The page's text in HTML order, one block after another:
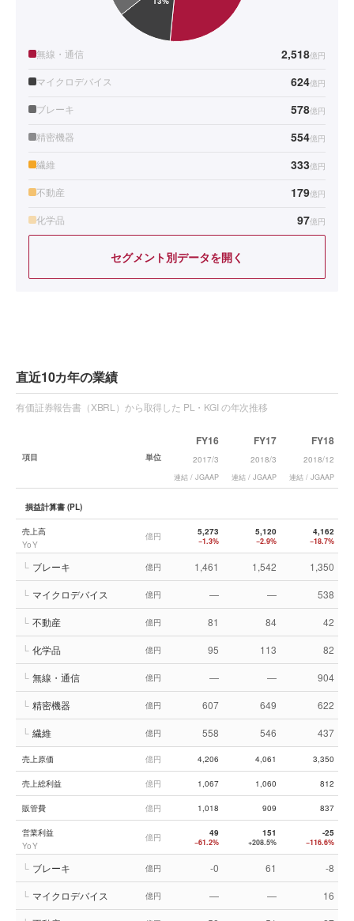
無線・通信 2,518億円
マイクロデバイス 624億円
ブレーキ 578億円
精密機器 554億円
繊維 333億円
不動産 179億円
化学品 97億円
セグメント別データを開く
直近10カ年の業績
有価証券報告書（XBRL）から取得した PL・KGI の年次推移
項目 単位
FY16
2017/3
連結 / JGAAP
FY17
2018/3
連結 / JGAAP
FY18
2018/12
連結 / JGAAP
損益計算書 (PL)
売上高
YoY
億円 5,273
−1.3%
5,120
−2.9%
4,162
−18.7%
└ ブレーキ 億円 1,461 1,542 1,350
└ マイクロデバイス 億円 — — 538
└ 不動産 億円 81 84 42
└ 化学品 億円 95 113 82
└ 無線・通信 億円 — — 904
└ 精密機器 億円 607 649 622
└ 繊維 億円 558 546 437
売上原価 億円 4,206 4,061 3,350
売上総利益 億円 1,067 1,060 812
販管費 億円 1,018 909 837
営業利益
YoY
億円 49
−61.2%
151
+208.5%
-25
−116.6%
└ ブレーキ 億円 -0 61 -8
└ マイクロデバイス 億円 — — 16